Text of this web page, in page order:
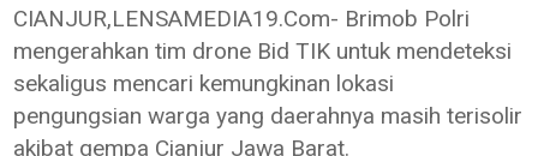
CIANJUR,LENSAMEDIA19.Com- Brimob Polri
mengerahkan tim drone Bid TIK untuk mendeteksi
sekaligus mencari kemungkinan lokasi
pengungsian warga yang daerahnya masih terisolir
akibat gempa Cianjur Jawa Barat.